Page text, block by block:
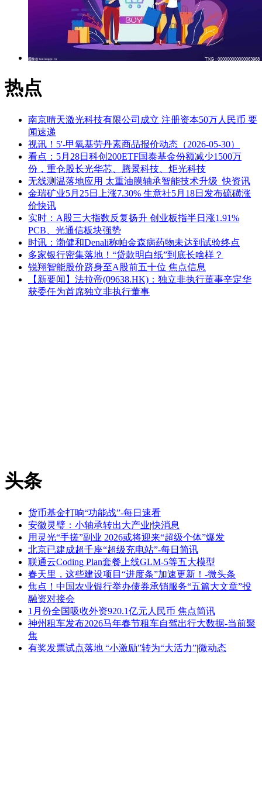
热点
南京晴天激光科技有限公司成立 注册资本50万人民币 要
闻速递
视讯！5'-甲氧基劳丹素商品报价动态（2026-05-30）
看点：5月28日科创200ETF国泰基金份额减少1500万
份，重仓股长光华芯、腾景科技、炬光科技
无线测温落地应用 太重油膜轴承智能技术升级_快资讯
金瑞矿业5月25日上涨7.30% 生意社5月18日发布硫磺涨
价快讯
实时：A股三大指数反复扬升 创业板指半日涨1.91%
PCB、光通信板块强势
时讯：渤健和Denali称帕金森病药物未达到试验终点
多家银行密集落地！“贷款明白纸”到底长啥样？
锐翔智能股价跻身至A股前五十位 焦点信息
【新要闻】法拉帝(09638.HK)：独立非执行董事辛定华
获委任为首席独立非执行董事
头条
货币基金打响“功能战”-每日速看
安徽灵璧：小轴承转出大产业|快消息
用灵光“手搓”副业 2026或将迎来“超级个体”爆发
北京已建成超千座“超级充电站”-每日简讯
联通云Coding Plan套餐上线GLM-5等五大模型
春天里，这些建设项目“进度条”加速更新！-微头条
焦点！中国农业银行举办债券承销服务“五篇大文章”投
融资对接会
1月份全国吸收外资920.1亿元人民币 焦点简讯
神州租车发布2026马年春节租车自驾出行大数据-当前聚
焦
有奖发票试点落地 “小激励”转为“大活力”|微动态